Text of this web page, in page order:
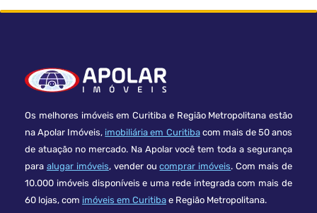
Os melhores imóveis em Curitiba e Região Metropolitana estão
na Apolar Imóveis, imobiliária em Curitibacom mais de 50 anos
de atuação no mercado. Na Apolar você tem toda a segurança
para alugar imóveis, vender oucomprar imóveis. Com mais de
10.000 imóveis disponíveis e uma rede integrada com mais de
60 lojas, com imóveis em Curitiba e Região Metropolitana.